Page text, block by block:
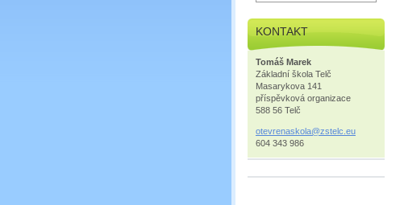
KONTAKT
Tomáš Marek
Základní škola Telč
Masarykova 141
příspěvková organizace
588 56 Telč
otevrenaskola@zstelc.eu
604 343 986